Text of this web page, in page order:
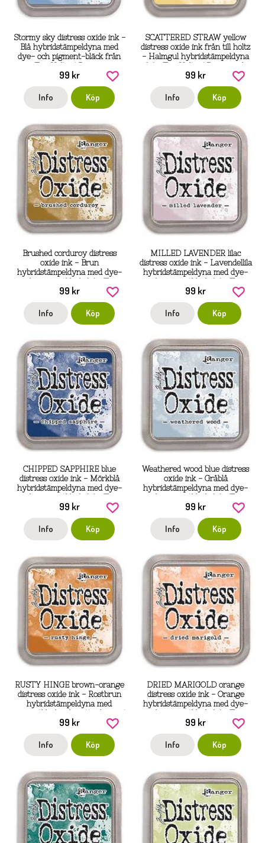
Stormy sky distress oxide ink -
Blå hybridstämpeldyna med
dye- och pigment-bläck från
99 kr
Info Köp
SCATTERED STRAW yellow
distress oxide ink från till holtz
- Halmgul hybridstämpeldyna
99 kr
Info Köp
Brushed corduroy distress
oxide ink - Brun
hybridstämpeldyna med dye-
Holtz / Ranger
99 kr
Info Köp
MILLED LAVENDER lilac
distress oxide ink - Lavendellila
hybridstämpeldyna med dye-
Holtz / Ranger
99 kr
Info Köp
CHIPPED SAPPHIRE blue
distress oxide ink - Mörkblå
hybridstämpeldyna med dye-
Holtz / Ranger
99 kr
Info Köp
Weathered wood blue distress
oxide ink - Gråblå
hybridstämpeldyna med dye-
Holtz / Ranger
99 kr
Info Köp
RUSTY HINGE brown-orange
distress oxide ink - Rostbrun
hybridstämpeldyna med
bläck, från Tim Holt
99 kr
Info Köp
DRIED MARIGOLD orange
distress oxide ink - Orange
hybridstämpeldyna med dye-
Holtz / Ranger
99 kr
Info Köp